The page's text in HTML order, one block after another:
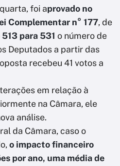
foi aprovado no
Complementar n° 177, de
513 para 531 o número de
Deputados a partir das
recebeu 41 votos a
em relação à
na Câmara, ele
análise.
da Câmara, caso o
o impacto financeiro
por ano, uma média de